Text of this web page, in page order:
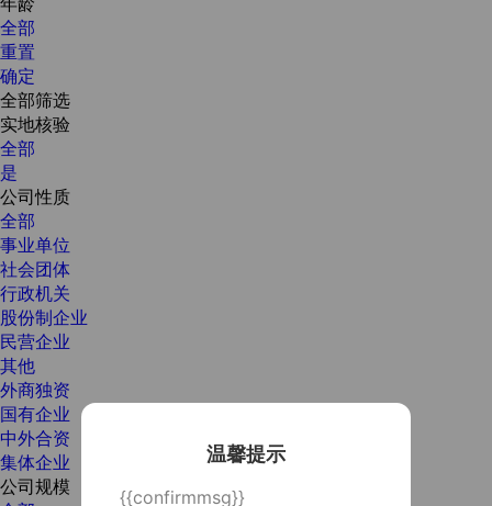
温馨提示
{{confirmmsg}}
全部
重置
确定
全部筛选
实地核验
全部
是
公司性质
全部
事业单位
社会团体
行政机关
股份制企业
民营企业
其他
外商独资
国有企业
中外合资
集体企业
公司规模